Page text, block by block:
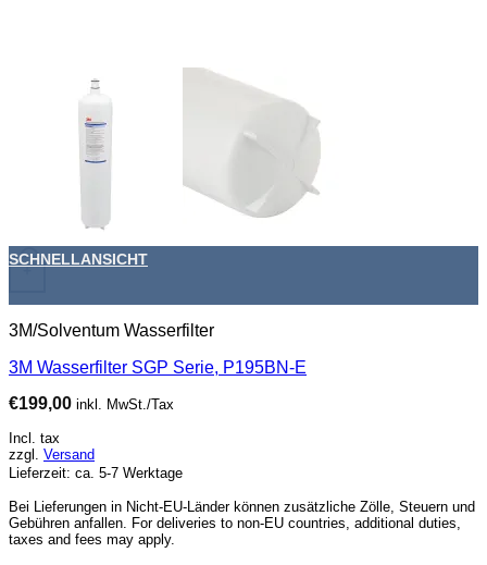
+
SCHNELLANSICHT
3M/Solventum Wasserfilter
3M Wasserfilter SGP Serie, P195BN-E
€199,00 inkl. MwSt./Tax
Incl. tax
zzgl. Versand
Lieferzeit: ca. 5-7 Werktage
Bei Lieferungen in Nicht-EU-Länder können zusätzliche Zölle, Steuern und
Gebühren anfallen. For deliveries to non-EU countries, additional duties,
taxes and fees may apply.